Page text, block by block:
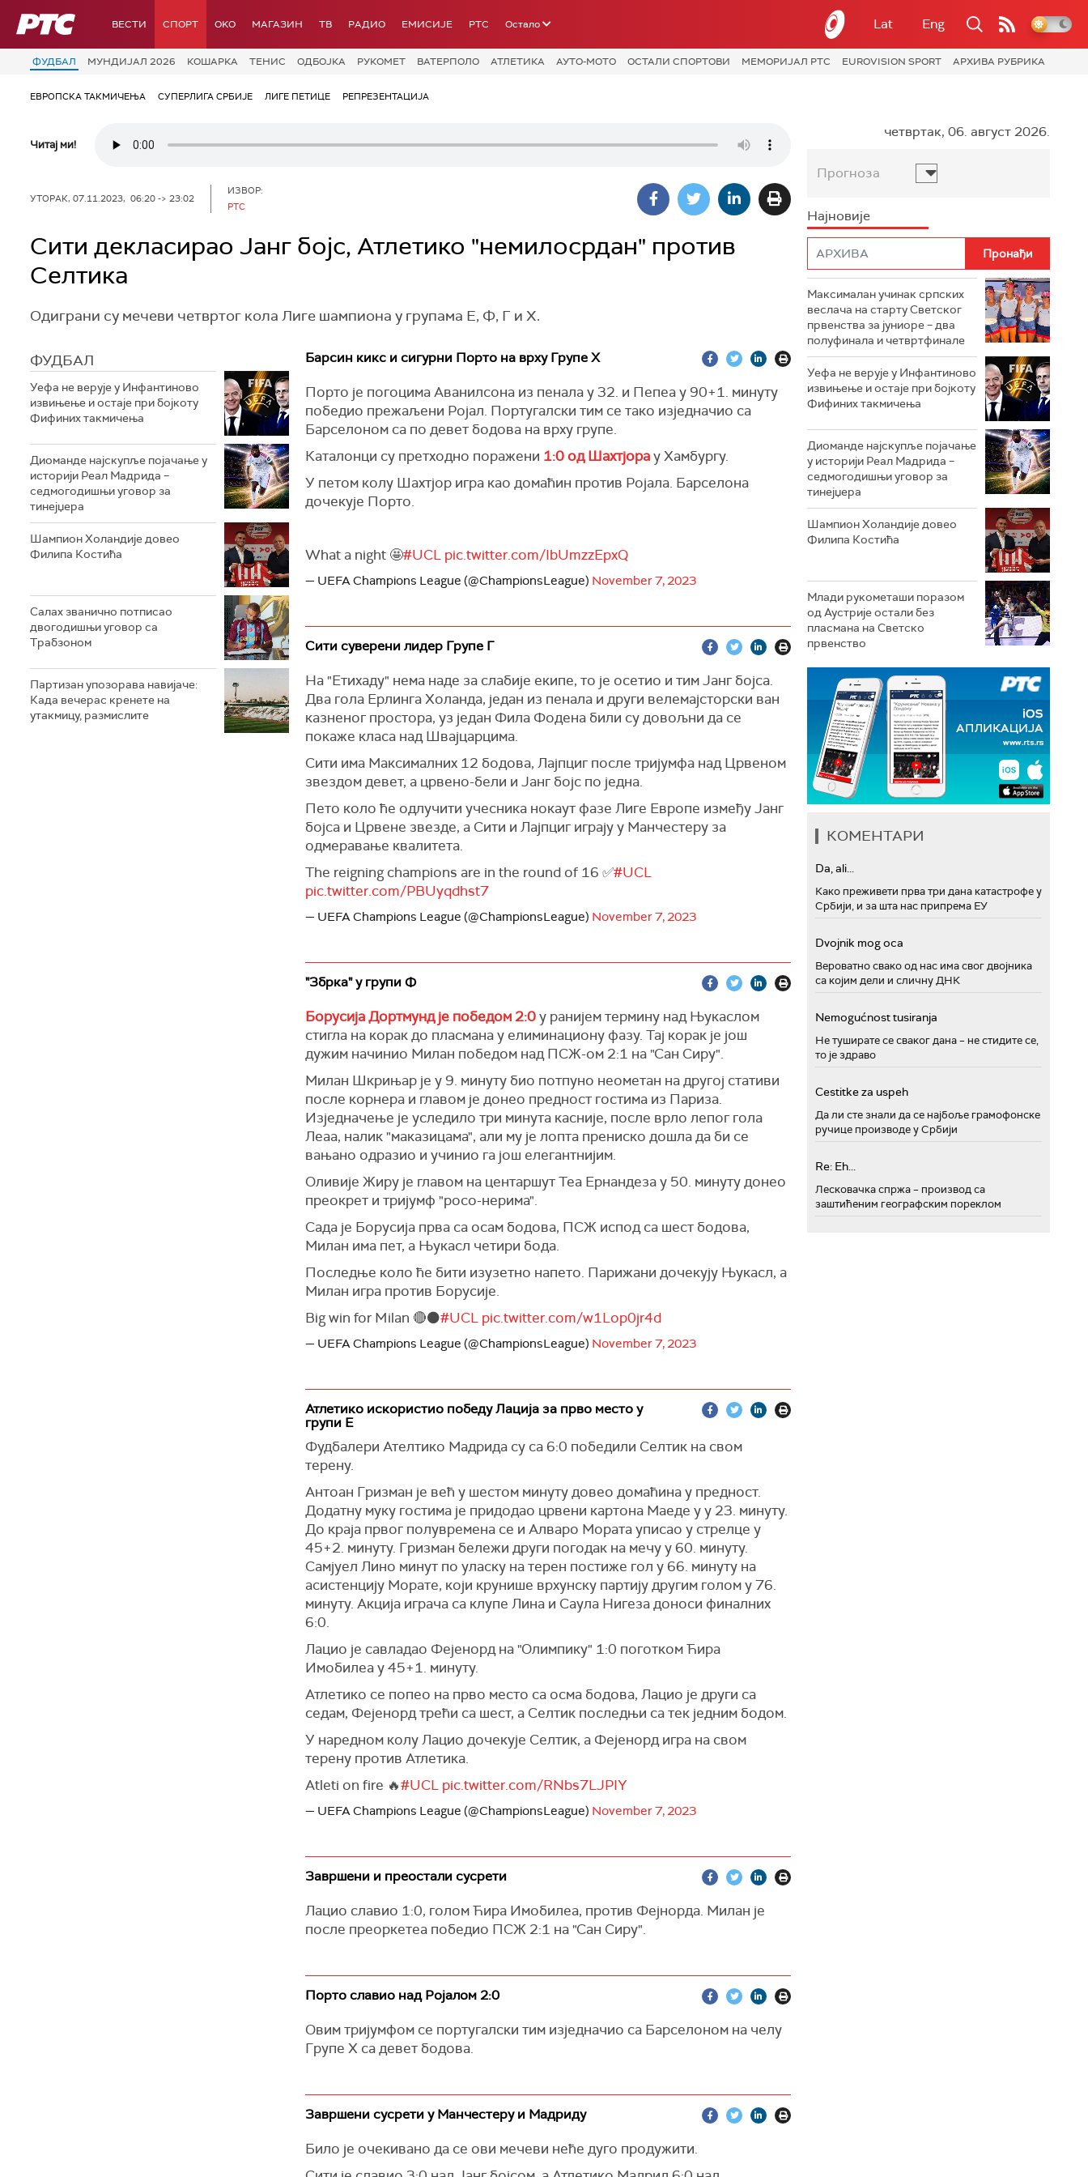
РТС ВЕСТИ СПОРТ OKO МАГАЗИН ТВ РАДИО ЕМИСИЈЕ РТС Остало Lat Eng
ФУДБАЛ МУНДИЈАЛ 2026 КОШАРКА ТЕНИС ОДБОЈКА РУКОМЕТ ВАТЕРПОЛО АТЛЕТИКА АУТО-МОТО ОСТАЛИ СПОРТОВИ МЕМОРИЈАЛ РТС EUROVISION SPORT АРХИВА РУБРИКА
ЕВРОПСКА ТАКМИЧЕЊА СУПЕРЛИГА СРБИЈЕ ЛИГЕ ПЕТИЦЕ РЕПРЕЗЕНТАЦИЈА
Читај ми!
УТОРАК, 07.11.2023, 06:20 -> 23:02
ИЗВОР:
РТС
Сити декласирао Јанг бојс, Атлетико "немилосрдан" против
Селтика
Одиграни су мечеви четвртог кола Лиге шампиона у групама Е, Ф, Г и Х.
ФУДБАЛ
Уефа не верује у Инфантиново
извињење и остаје при бојкоту
Фифиних такмичења
Диоманде најскупље појачање у
историји Реал Мадрида –
седмогодишњи уговор за
тинејџера
Шампион Холандије довео
Филипа Костића
Салах званично потписао
двогодишњи уговор са
Трабзоном
Партизан упозорава навијаче:
Када вечерас кренете на
утакмицу, размислите
Барсин кикс и сигурни Порто на врху Групе Х
Порто је погоцима Аванилсона из пенала у 32. и Пепеа у 90+1. минуту
победио прежаљени Ројал. Португалски тим се тако изједначио са
Барселоном са по девет бодова на врху групе.
Каталонци су претходно поражени 1:0 од Шахтјорау Хамбургу.
У петом колу Шахтјор игра као домаћин против Ројала. Барселона
дочекује Порто.
What a night 🤩#UCL pic.twitter.com/IbUmzzEpxQ
— UEFA Champions League (@ChampionsLeague) November 7, 2023
Сити суверени лидер Групе Г
На "Етихаду" нема наде за слабије екипе, то је осетио и тим Јанг бојса.
Два гола Ерлинга Холанда, један из пенала и други велемајсторски ван
казненог простора, уз један Фила Фодена били су довољни да се
покаже класа над Швајцарцима.
Сити има Максималних 12 бодова, Лајпциг после тријумфа над Црвеном
звездом девет, а црвено-бели и Јанг бојс по једна.
Пето коло ће одлучити учесника нокаут фазе Лиге Европе између Јанг
бојса и Црвене звезде, а Сити и Лајпциг играју у Манчестеру за
одмеравање квалитета.
The reigning champions are in the round of 16 ✅#UCL
pic.twitter.com/PBUyqdhst7
— UEFA Champions League (@ChampionsLeague) November 7, 2023
"Збрка" у групи Ф
Борусија Дортмунд је победом 2:0у ранијем термину над Њукаслом
стигла на корак до пласмана у елиминациону фазу. Тај корак је још
дужим начинио Милан победом над ПСЖ-ом 2:1 на "Сан Сиру".
Милан Шкрињар је у 9. минуту био потпуно неометан на другој стативи
после корнера и главом је донео предност гостима из Париза.
Изједначење је уследило три минута касније, после врло лепог гола
Леаа, налик "маказицама", али му је лопта прениско дошла да би се
вањано одразио и учинио га још елегантнијим.
Оливије Жиру је главом на центаршут Теа Ернандеза у 50. минуту донео
преокрет и тријумф "росо-нерима".
Сада је Борусија прва са осам бодова, ПСЖ испод са шест бодова,
Милан има пет, а Њукасл четири бода.
Последње коло ће бити изузетно напето. Парижани дочекују Њукасл, а
Милан игра против Борусије.
Big win for Milan 🔴⚫️#UCL pic.twitter.com/w1Lop0jr4d
— UEFA Champions League (@ChampionsLeague) November 7, 2023
Атлетико искористио победу Лација за прво место у
групи Е
Фудбалери Ателтико Мадрида су са 6:0 победили Селтик на свом
терену.
Антоан Гризман је већ у шестом минуту довео домаћина у предност.
Додатну муку гостима је придодао црвени картона Маеде у у 23. минуту.
До краја првог полувремена се и Алваро Мората уписао у стрелце у
45+2. минуту. Гризман бележи други погодак на мечу у 60. минуту.
Самјуел Лино минут по уласку на терен постиже гол у 66. минуту на
асистенцију Морате, који крунише врхунску партију другим голом у 76.
минуту. Акција играча са клупе Лина и Саула Нигеза доноси финалних
6:0.
Лацио је савладао Фејенорд на "Олимпику" 1:0 поготком Ћира
Имобилеа у 45+1. минуту.
Атлетико се попео на прво место са осма бодова, Лацио је други са
седам, Фејенорд трећи са шест, а Селтик последњи са тек једним бодом.
У наредном колу Лацио дочекује Селтик, а Фејенорд игра на свом
терену против Атлетика.
Atleti on fire 🔥#UCL pic.twitter.com/RNbs7LJPIY
— UEFA Champions League (@ChampionsLeague) November 7, 2023
Завршени и преостали сусрети
Лацио славио 1:0, голом Ћира Имобилеа, против Фејнорда. Милан је
после преоркетеа победио ПСЖ 2:1 на "Сан Сиру".
Порто славио над Ројалом 2:0
Овим тријумфом се португалски тим изједначио са Барселоном на челу
Групе Х са девет бодова.
Завршени сусрети у Манчестеру и Мадриду
Било је очекивано да се ови мечеви неће дуго продужити.
четвртак, 06. август 2026.
Прогноза
Најновије
Максималан учинак српских
веслача на старту Светског
првенства за јуниоре – два
полуфинала и четвртфинале
Уефа не верује у Инфантиново
извињење и остаје при бојкоту
Фифиних такмичења
Диоманде најскупље појачање
у историји Реал Мадрида –
седмогодишњи уговор за
тинејџера
Шампион Холандије довео
Филипа Костића
Млади рукометаши поразом
од Аустрије остали без
пласмана на Светско
првенство
КОМЕНТАРИ
Da, ali...
Како преживети прва три дана катастрофе у
Србији, и за шта нас припрема ЕУ
Dvojnik mog oca
Вероватно свако од нас има свог двојника
са којим дели и сличну ДНК
Nemogućnost tusiranja
Не туширате се сваког дана – не стидите се,
то је здраво
Cestitke za uspeh
Да ли сте знали да се најбоље грамофонске
ручице производе у Србији
Re: Eh...
Лесковачка спржа – производ са
заштићеним географским пореклом